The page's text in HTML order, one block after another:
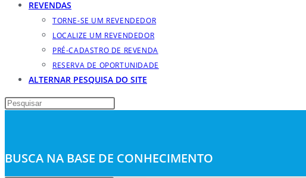
REVENDAS
TORNE-SE UM REVENDEDOR
LOCALIZE UM REVENDEDOR
PRÉ-CADASTRO DE REVENDA
RESERVA DE OPORTUNIDADE
ALTERNAR PESQUISA DO SITE
BUSCA NA BASE DE CONHECIMENTO